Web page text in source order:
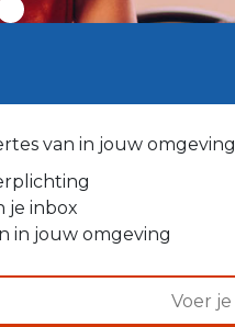
van in jouw omgeving
je inbox
in jouw omgeving